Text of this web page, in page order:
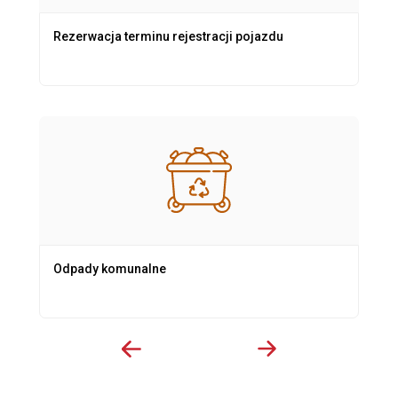
Rezerwacja terminu rejestracji pojazdu
Odpady komunalne